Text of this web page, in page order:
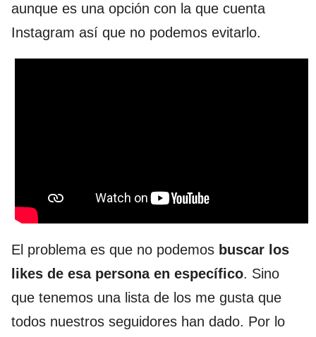
aunque es una opción con la que cuenta
Instagram así que no podemos evitarlo.
El problema es que no podemos buscar los
likes de esa persona en específico. Sino
que tenemos una lista de los me gusta que
todos nuestros seguidores han dado. Por lo